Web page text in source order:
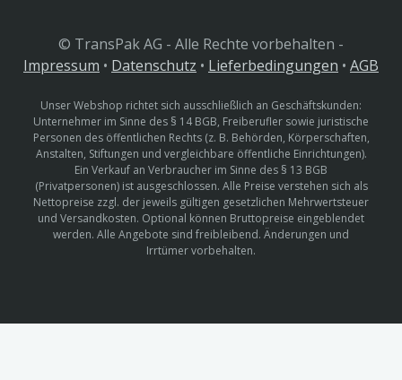
© TransPak AG - Alle Rechte vorbehalten -
Impressum • Datenschutz • Lieferbedingungen • AGB
Unser Webshop richtet sich ausschließlich an Geschäftskunden:
Unternehmer im Sinne des § 14 BGB, Freiberufler sowie juristische
Personen des öffentlichen Rechts (z. B. Behörden, Körperschaften,
Anstalten, Stiftungen und vergleichbare öffentliche Einrichtungen).
Ein Verkauf an Verbraucher im Sinne des § 13 BGB
(Privatpersonen) ist ausgeschlossen. Alle Preise verstehen sich als
Nettopreise zzgl. der jeweils gültigen gesetzlichen Mehrwertsteuer
und Versandkosten. Optional können Bruttopreise eingeblendet
werden. Alle Angebote sind freibleibend. Änderungen und
Irrtümer vorbehalten.